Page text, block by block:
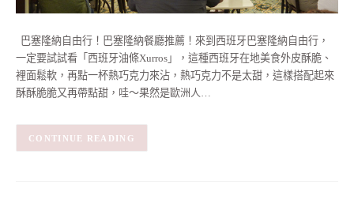
巴塞隆納自由行！巴塞隆納餐廳推薦！來到西班牙巴塞隆納自由行，
一定要試試看「西班牙油條Xurros」，這種西班牙在地美食外皮酥脆、
裡面鬆軟，再點一杯熱巧克力來沾，熱巧克力不是太甜，這樣搭配起來
酥酥脆脆又再帶點甜，哇～果然是歐洲人…
CONTINUE READING